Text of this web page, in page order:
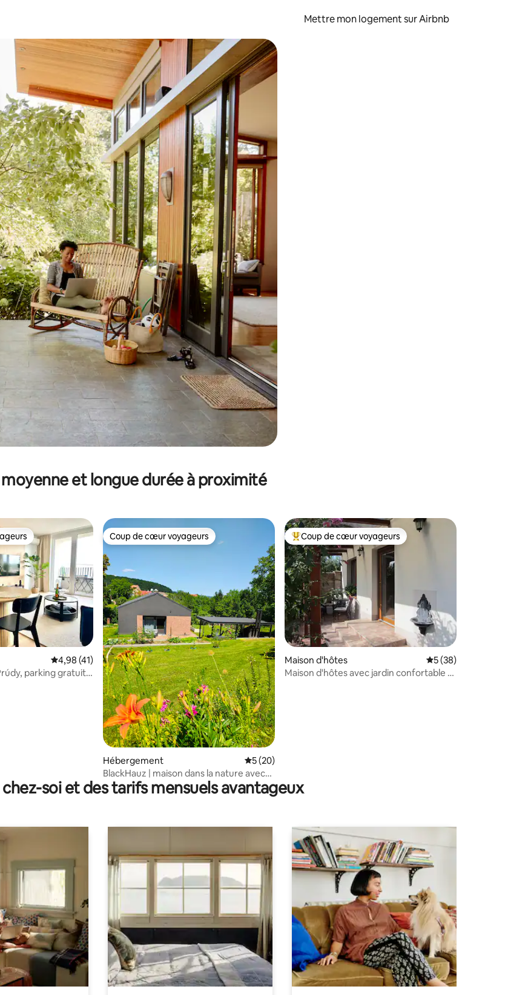
Mettre mon logement sur Airbnb
et vers le bas pour les parcourir ou en appuyant et en faisant glisser.
et longue durée à proximité
de 20 commentaires : 5 sur 5
Évaluation moyenne sur la base de 41 commentaires : 4,98 sur 5
4,98 (41)
parking gratuit,
Coup de cœur voyageurs
Coup de cœur voyageurs
Hébergement Évaluation moyenne sur la base de 20 commentaires : 5 sur 5
5 (20)
BlackHauz | maison dans la nature avec
baignoire | Petites Carpates
Coups de cœur voyageurs les plus appréciés
Coup de cœur voyageurs
Maison d'hôtes Évaluation
5 (38)
Maison d'hôtes avec jardin confortable et
soi et des tarifs mensuels avantageux